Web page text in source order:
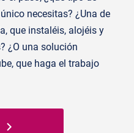
necesitas? ¿Una de
que instaléis, alojéis y
¿O una solución
que haga el trabajo